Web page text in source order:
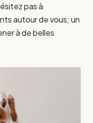
pas à
autour de vous; un
à de belles